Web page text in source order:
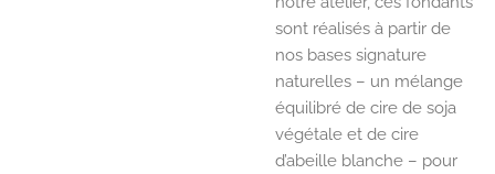
sont réalisés à partir de
nos bases signature
naturelles – un mélange
équilibré de cire de soja
végétale et de cire
d’abeille blanche – pour